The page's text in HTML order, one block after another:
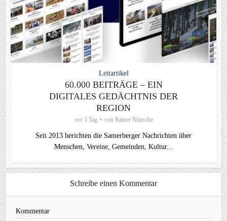
Leitartikel
60.000 BEITRÄGE – EIN
DIGITALES GEDÄCHTNIS DER
REGION
vor 1 Tag von Rainer Nitzsche
Seit 2013 berichten die Samerberger Nachrichten über
Menschen, Vereine, Gemeinden, Kultur...
Schreibe einen Kommentar
Kommentar